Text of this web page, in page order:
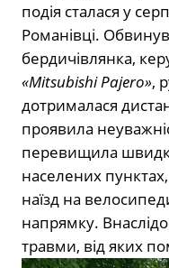
подія сталася у
Романівці.
бердичівлянка,
«Mitsubishi Pajero»,
дотрималася
проявила
перевищила
населених пунктах,
наїзд на
напрямку.
травми, від яких